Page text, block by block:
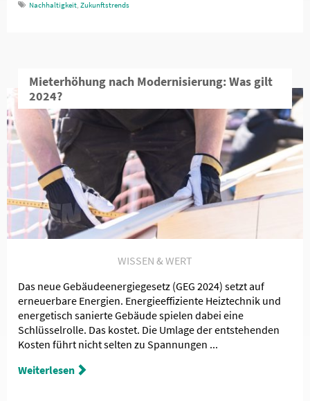
Nachhaltigkeit, Zukunftstrends
Mieterhöhung nach Modernisierung: Was gilt
2024?
WISSEN & WERT
Das neue Gebäudeenergiegesetz (GEG 2024) setzt auf
erneuerbare Energien. Energieeffiziente Heiztechnik und
energetisch sanierte Gebäude spielen dabei eine
Schlüsselrolle. Das kostet. Die Umlage der entstehenden
Kosten führt nicht selten zu Spannungen ...
Weiterlesen